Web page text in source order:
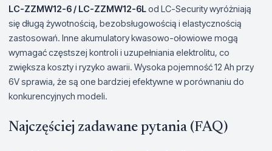
LC-ZZMW12-6 / LC-ZZMW12-6Lod LC-Security wyróżniają
się długą żywotnością, bezobsługowością i elastycznością
zastosowań. Inne akumulatory kwasowo-ołowiowe mogą
wymagać częstszej kontroli i uzupełniania elektrolitu, co
zwiększa koszty i ryzyko awarii. Wysoka pojemność 12 Ah przy
6V sprawia, że ​​są one bardziej efektywne w porównaniu do
konkurencyjnych modeli.
Najczęściej zadawane pytania (FAQ)